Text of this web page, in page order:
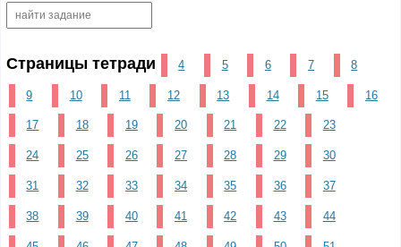
Страницы тетради 4 5 6 7 8
9 10 11 12 13 14 15 16
17 18 19 20 21 22 23
24 25 26 27 28 29 30
31 32 33 34 35 36 37
38 39 40 41 42 43 44